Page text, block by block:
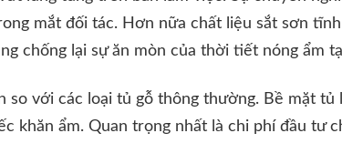
mắt đối tác. Hơn nữa chất liệu sắt sơn
chống lại sự ăn mòn của thời tiết nóng ẩm
so với các loại tủ gỗ thông thường. Bề mặt tủ
khăn ẩm. Quan trọng nhất là chi phí đầu tư